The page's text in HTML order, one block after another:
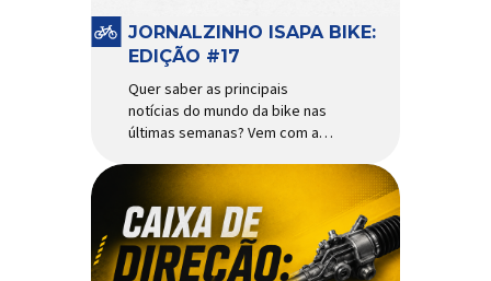
JORNALZINHO ISAPA BIKE:
EDIÇÃO #17
Quer saber as principais
notícias do mundo da bike nas
últimas semanas? Vem com a
chegou! Clique aqui e leia
agora mesmo!